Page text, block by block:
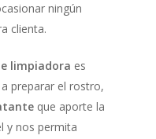
ningún
clienta.
limpiadora es
preparar el rostro,
que aporte la
y nos permita